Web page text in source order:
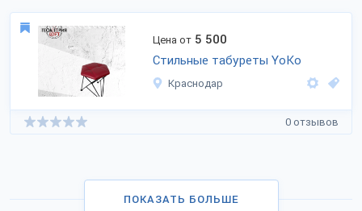
Цена от 5 500
Стильные табуреты YoKo
Краснодар
0 отзывов
ПОКАЗАТЬ БОЛЬШЕ